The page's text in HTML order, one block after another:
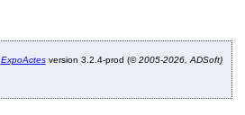
ExpoActesversion 3.2.4-prod (©2005-2026, ADSoft)